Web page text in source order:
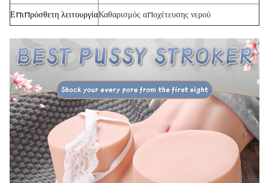
Επιπρόσθετη λειτουργίαΚαθαρισμός αποχέτευσης νερού